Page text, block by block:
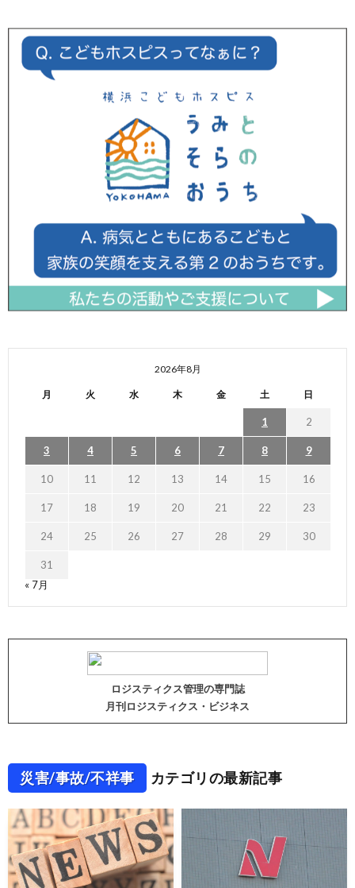
2026年8月
月 火 水 木 金 土 日
1 2
3 4 5 6 7 8 9
10 11 12 13 14 15 16
17 18 19 20 21 22 23
24 25 26 27 28 29 30
31
« 7月
ロジスティクス管理の専門誌
月刊ロジスティクス・ビジネス
災害/事故/不祥事 カテゴリの最新記事